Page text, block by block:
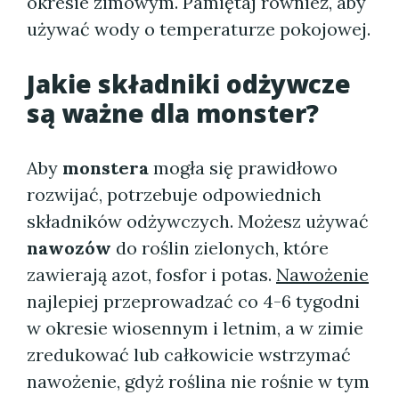
używać wody o temperaturze pokojowej.
Jakie składniki odżywcze
są ważne dla monster?
Aby monstera mogła się prawidłowo
rozwijać, potrzebuje odpowiednich
składników odżywczych. Możesz używać
nawozów do roślin zielonych, które
zawierają azot, fosfor i potas. Nawożenie
najlepiej przeprowadzać co 4-6 tygodni
w okresie wiosennym i letnim, a w zimie
zredukować lub całkowicie wstrzymać
nawożenie, gdyż roślina nie rośnie w tym